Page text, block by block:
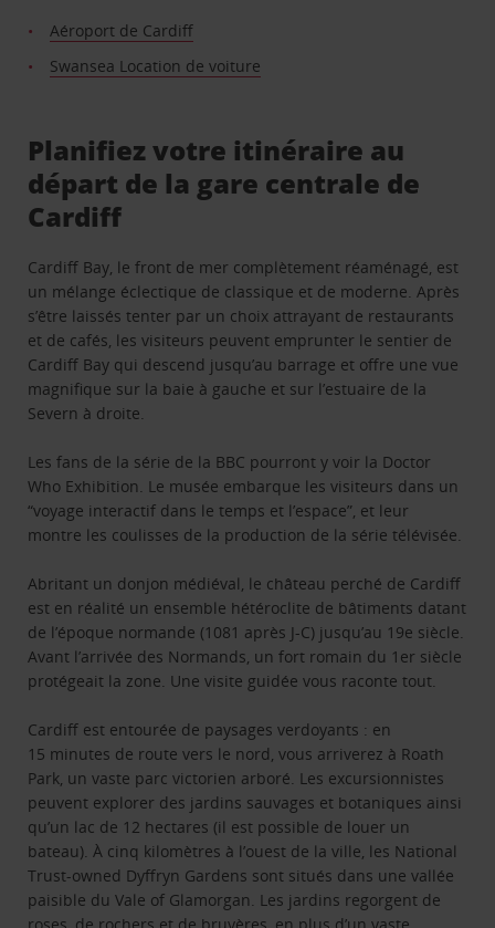
Aéroport de Cardiff
Swansea Location de voiture
Planifiez votre itinéraire au
départ de la gare centrale de
Cardiff
Cardiff Bay, le front de mer complètement réaménagé, est
un mélange éclectique de classique et de moderne. Après
s’être laissés tenter par un choix attrayant de restaurants
et de cafés, les visiteurs peuvent emprunter le sentier de
Cardiff Bay qui descend jusqu’au barrage et offre une vue
magnifique sur la baie à gauche et sur l’estuaire de la
Severn à droite.
Les fans de la série de la BBC pourront y voir la Doctor
Who Exhibition. Le musée embarque les visiteurs dans un
“voyage interactif dans le temps et l’espace”, et leur
montre les coulisses de la production de la série télévisée.
Abritant un donjon médiéval, le château perché de Cardiff
est en réalité un ensemble hétéroclite de bâtiments datant
de l’époque normande (1081 après J-C) jusqu’au 19e siècle.
Avant l’arrivée des Normands, un fort romain du 1er siècle
protégeait la zone. Une visite guidée vous raconte tout.
Cardiff est entourée de paysages verdoyants : en
15 minutes de route vers le nord, vous arriverez à Roath
Park, un vaste parc victorien arboré. Les excursionnistes
peuvent explorer des jardins sauvages et botaniques ainsi
qu’un lac de 12 hectares (il est possible de louer un
bateau). À cinq kilomètres à l’ouest de la ville, les National
Trust-owned Dyffryn Gardens sont situés dans une vallée
paisible du Vale of Glamorgan. Les jardins regorgent de